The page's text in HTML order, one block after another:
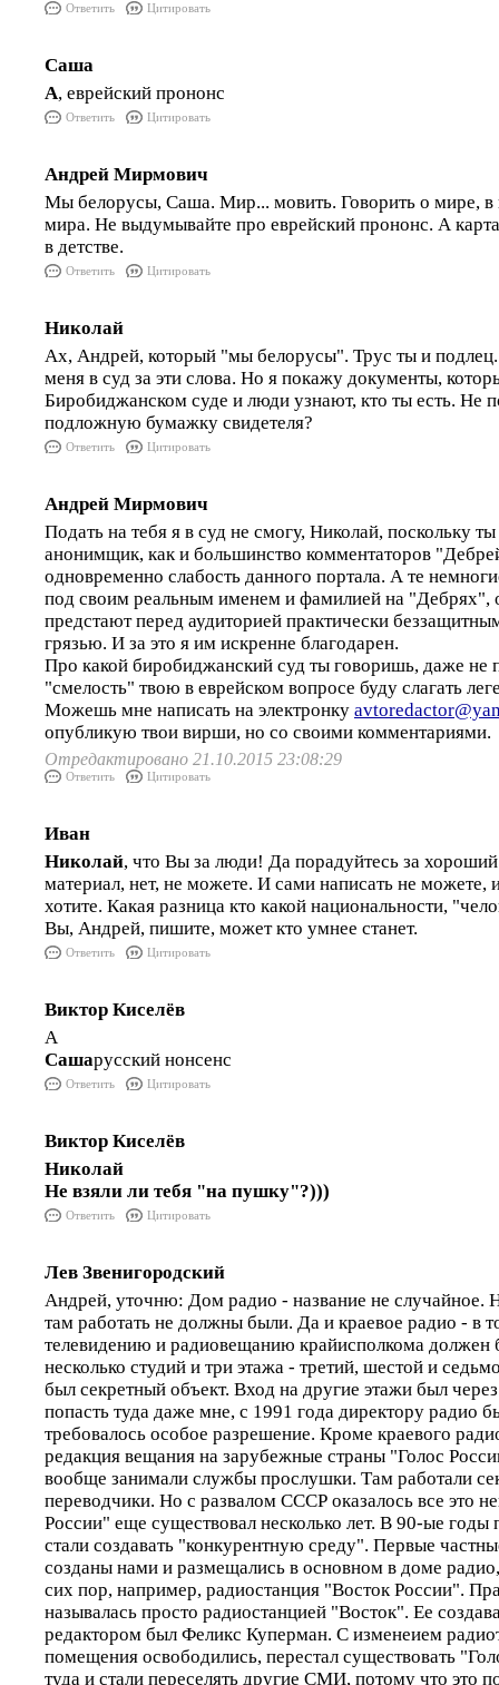
Ответить Цитировать
Саша
А, еврейский прононс
Ответить Цитировать
Андрей Мирмович
Мы белорусы, Саша. Мир... мовить. Говорить о мире, в
мира. Не выдумывайте про еврейский прононс. А
в детстве.
Ответить Цитировать
Николай
Ах, Андрей, который "мы белорусы". Трус ты и
меня в суд за эти слова. Но я покажу документы,
Биробиджанском суде и люди узнают, кто ты есть. Не
подложную бумажку свидетеля?
Ответить Цитировать
Андрей Мирмович
Подать на тебя я в суд не смогу, Николай, поскольку
анонимщик, как и большинство комментаторов
одновременно слабость данного портала. А те
под своим реальным именем и фамилией на "Дебрях",
предстают перед аудиторией практически
грязью. И за это я им искренне благодарен.
Про какой биробиджанский суд ты говоришь, даже
"смелость" твою в еврейском вопросе буду слагать
Можешь мне написать на электронку
опубликую твои вирши, но со своими комментариями.
Отредактировано 21.10.2015 23:08:29
Ответить Цитировать
Иван
Николай, что Вы за люди! Да порадуйтесь за
материал, нет, не можете. И сами написать не можете,
хотите. Какая разница кто какой национальности,
Вы, Андрей, пишите, может кто умнее станет.
Ответить Цитировать
Виктор Киселёв
А
Сашарусский нонсенс
Ответить Цитировать
Виктор Киселёв
Николай
Не взяли ли тебя "на пушку"?)))
Ответить Цитировать
Лев Звенигородский
Андрей, уточню: Дом радио - название не случайное.
там работать не должны были. Да и краевое радио - в
телевидению и радиовещанию крайисполкома должен
несколько студий и три этажа - третий, шестой и
был секретный объект. Вход на другие этажи был
попасть туда даже мне, с 1991 года директору радио
требовалось особое разрешение. Кроме краевого
редакция вещания на зарубежные страны "Голос
вообще занимали службы прослушки. Там работали
переводчики. Но с развалом СССР оказалось все это
России" еще существовал несколько лет. В 90-ые
стали создавать "конкурентную среду". Первые
созданы нами и размещались в основном в доме
сих пор, например, радиостанция "Восток России".
называлась просто радиостанцией "Восток". Ее
редактором был Феликс Куперман. С изменеием
помещения освободились, перестал существовать
туда и стали переселять другие СМИ, потому что это